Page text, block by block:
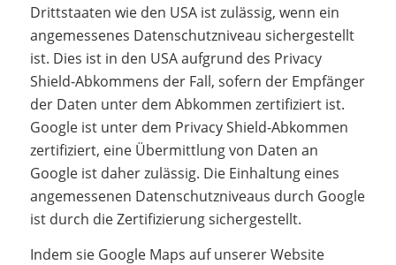
Drittstaaten wie den USA ist zulässig, wenn ein
angemessenes Datenschutzniveau sichergestellt
ist. Dies ist in den USA aufgrund des Privacy
Shield-Abkommens der Fall, sofern der Empfänger
der Daten unter dem Abkommen zertifiziert ist.
Google ist unter dem Privacy Shield-Abkommen
zertifiziert, eine Übermittlung von Daten an
Google ist daher zulässig. Die Einhaltung eines
angemessenen Datenschutzniveaus durch Google
ist durch die Zertifizierung sichergestellt.
Indem sie Google Maps auf unserer Website